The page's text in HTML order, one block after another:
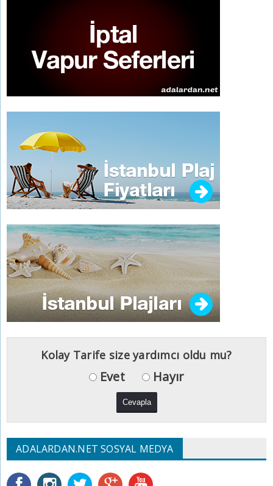
Kolay Tarife size yardımcı oldu mu?
Evet Hayır
ADALARDAN.NET SOSYAL MEDYA